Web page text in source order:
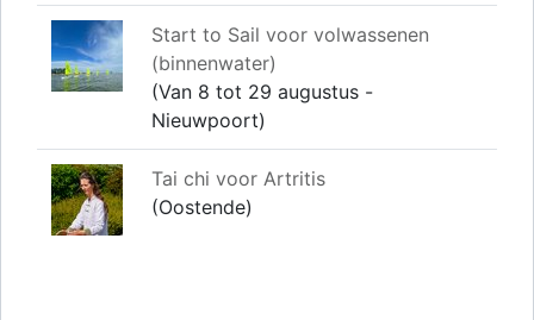
Start to Sail voor volwassenen
(binnenwater)
(Van 8 tot 29 augustus -
Nieuwpoort)
Tai chi voor Artritis
(Oostende)